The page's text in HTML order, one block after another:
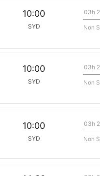
03h
Non
10:00
SYD
03h
Non
10:00
SYD
03h
Non
10:00
SYD